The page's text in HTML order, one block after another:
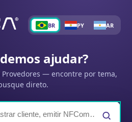
BR PY AR
ajudar?
Provedores — encontre por tema,
direto.